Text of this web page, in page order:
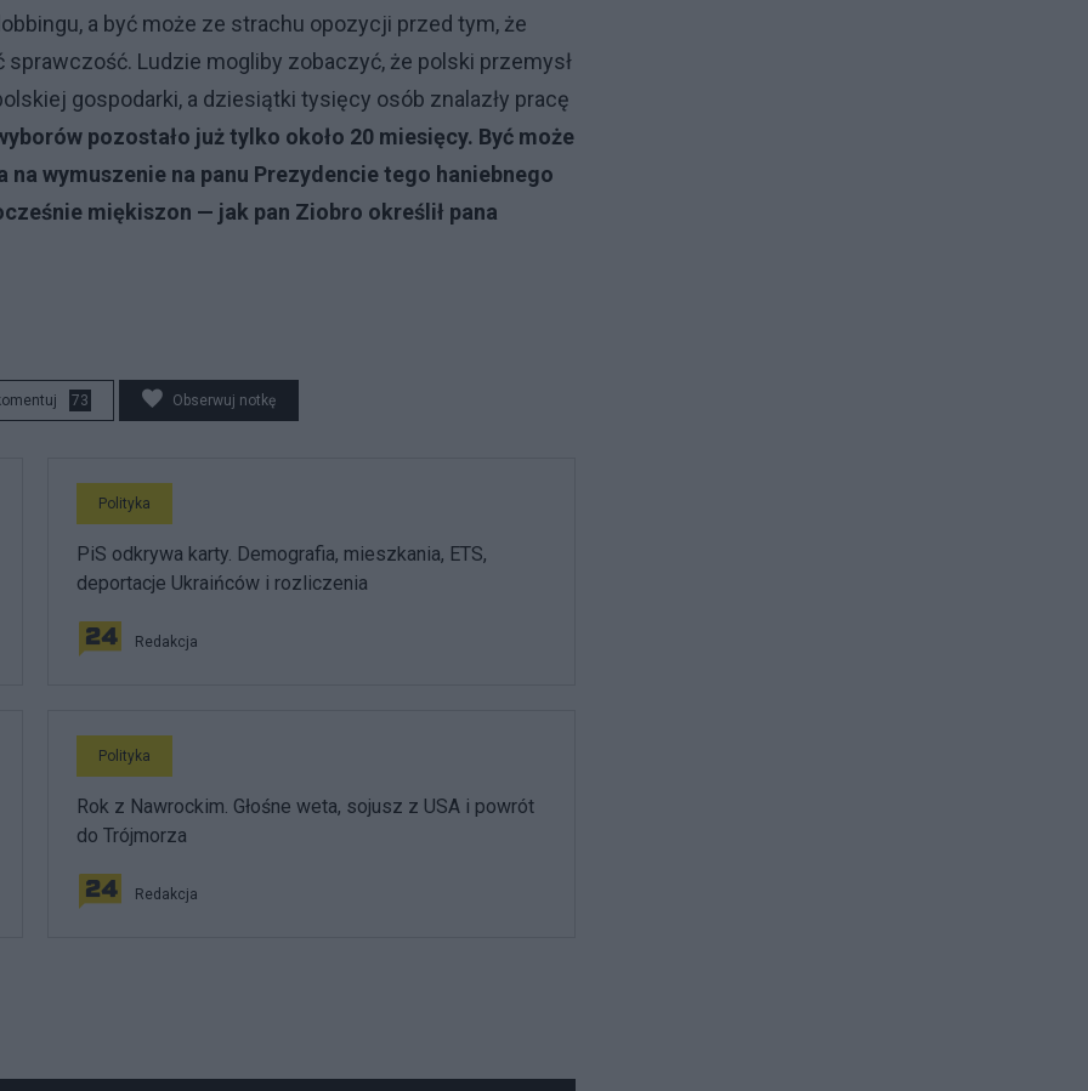
a być może ze strachu opozycji przed tym, że
Ludzie mogliby zobaczyć, że polski przemysł
gospodarki, a dziesiątki tysięcy osób znalazły pracę
pozostało już tylko około 20 miesięcy. Być może
na wymuszenie na panu Prezydencie tego haniebnego
miękiszon — jak pan Ziobro określił pana
73 Obserwuj notkę
Polityka
PiS odkrywa karty. Demografia, mieszkania, ETS,
deportacje Ukraińców i rozliczenia
Redakcja
Polityka
Rok z Nawrockim. Głośne weta, sojusz z USA i powrót
do Trójmorza
Redakcja